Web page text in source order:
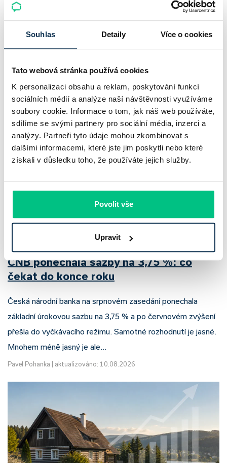
Souhlas Detaily Více o cookies
Tato webová stránka používá cookies
K personalizaci obsahu a reklam, poskytování funkcí
sociálních médií a analýze naší návštěvnosti využíváme
soubory cookie. Informace o tom, jak náš web používáte,
sdílíme se svými partnery pro sociální média, inzerci a
analýzy. Partneři tyto údaje mohou zkombinovat s
dalšími informacemi, které jste jim poskytli nebo které
získali v důsledku toho, že používáte jejich služby.
Povolit vše
Upravit
Průměrná nabídková sazba hypoték v Česku podle
o 0,10 procentního bodu oproti červenci. Zároveň jde už o
pátý meziměsíční růst v…
aktualizováno: 10.08.2026
5 minut k přečtení
ČNB ponechala sazby na 3,75 %: co
čekat do konce roku
Česká národní banka na srpnovém zasedání ponechala
základní úrokovou sazbu na 3,75 % a po červnovém zvýšení
přešla do vyčkávacího režimu. Samotné rozhodnutí je jasné.
Mnohem méně jasný je ale…
Pavel Pohanka aktualizováno: 10.08.2026